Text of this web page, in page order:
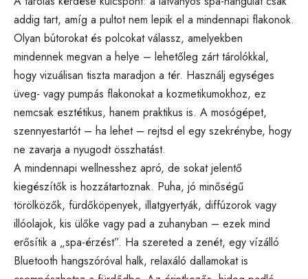
addig tart, amíg a pultot nem lepik el a mindennapi flakonok.
Olyan bútorokat és polcokat válassz, amelyekben
mindennek megvan a helye – lehetőleg zárt tárolókkal,
hogy vizuálisan tiszta maradjon a tér. Használj egységes
üveg- vagy pumpás flakonokat a kozmetikumokhoz, ez
nemcsak esztétikus, hanem praktikus is. A mosógépet,
szennyestartót – ha lehet – rejtsd el egy szekrénybe, hogy
ne zavarja a nyugodt összhatást.
A mindennapi wellnesshez apró, de sokat jelentő
kiegészítők is hozzátartoznak. Puha, jó minőségű
törölközők, fürdőköpenyek, illatgyertyák, diffúzorok vagy
illóolajok, kis ülőke vagy pad a zuhanyban – ezek mind
erősítik a „spa-érzést”. Ha szereted a zenét, egy vízálló
Bluetooth hangszóróval halk, relaxáló dallamokat is